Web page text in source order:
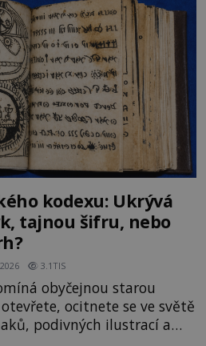
nebo jde jen o fascinující
a
kodexu: Ukrývá
tajnou šifru, nebo
3.1TIS
obyčejnou starou
ocitnete se ve světě
podivných ilustrací a